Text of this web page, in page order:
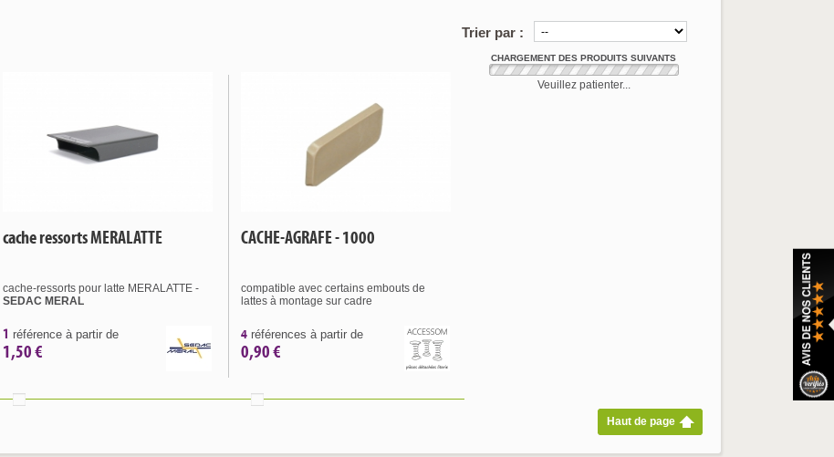
Trier par :
cache ressorts MERALATTE
cache-ressorts pour latte MERALATTE -
SEDAC MERAL
1 référence à partir de
1,50 €
CACHE-AGRAFE - 1000
compatible avec certains embouts de
lattes à montage sur cadre
4 références à partir de
0,90 €
CHARGEMENT DES PRODUITS SUIVANTS
Veuillez patienter...
Haut de page